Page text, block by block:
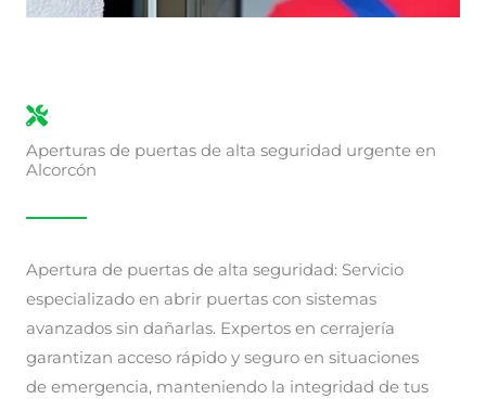
Aperturas de puertas de alta seguridad urgente en
Alcorcón
Apertura de puertas de alta seguridad: Servicio
especializado en abrir puertas con sistemas
avanzados sin dañarlas. Expertos en cerrajería
garantizan acceso rápido y seguro en situaciones
de emergencia, manteniendo la integridad de tus